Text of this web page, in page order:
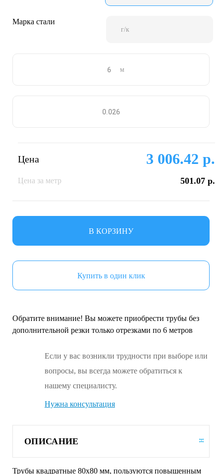
Марка стали
г/к
м
Цена 3 006.42 р.
Цена за метр 501.07 р.
В КОРЗИНУ
Купить в один клик
Обратите внимание! Вы можете приобрести трубы без
дополнительной резки только отрезками по 6 метров
Если у вас возникли трудности при выборе или
вопросы, вы всегда можете обратиться к
нашему специалисту.
Нужна консультация
ОПИСАНИЕ
Трубы квадратные 80х80 мм, пользуются повышенным